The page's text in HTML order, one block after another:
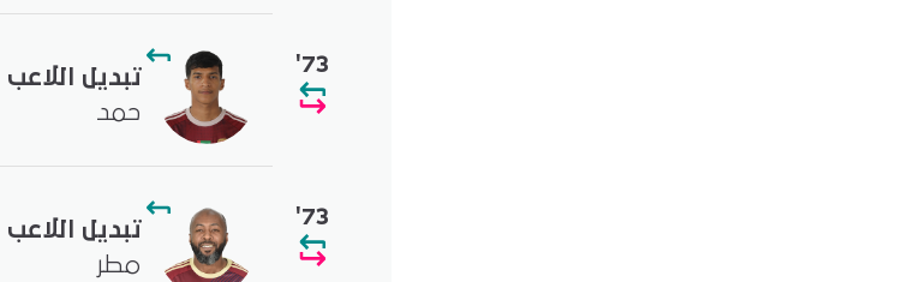
'73
تبديل اللاعب
حمد
'73
تبديل اللاعب
مطر